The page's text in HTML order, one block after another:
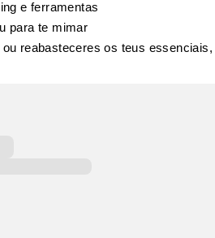
e ferramentas
para te mimar
reabasteceres os teus